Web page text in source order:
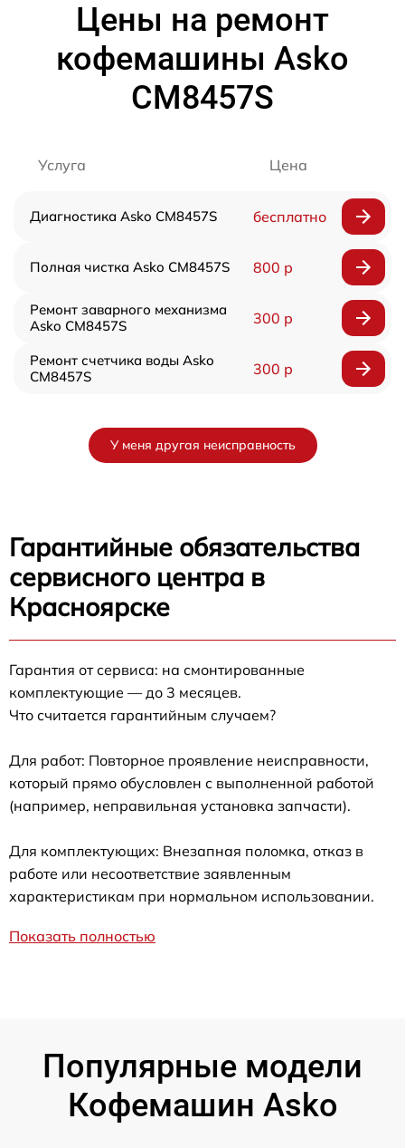
Цены на ремонт
кофемашины Asko
CM8457S
Услуга Цена
Диагностика Asko CM8457S бесплатно
Полная чистка Asko CM8457S 800 р
Ремонт заварного механизма
Asko CM8457S
300 р
Ремонт счетчика воды Asko
CM8457S
300 р
У меня другая неисправность
Гарантийные обязательства
сервисного центра в
Красноярске
Гарантия от сервиса: на смонтированные
комплектующие — до 3 месяцев.
Что считается гарантийным случаем?
Для работ: Повторное проявление неисправности,
который прямо обусловлен с выполненной работой
(например, неправильная установка запчасти).
Для комплектующих: Внезапная поломка, отказ в
работе или несоответствие заявленным
характеристикам при нормальном использовании.
Показать полностью
Популярные модели
Кофемашин Asko